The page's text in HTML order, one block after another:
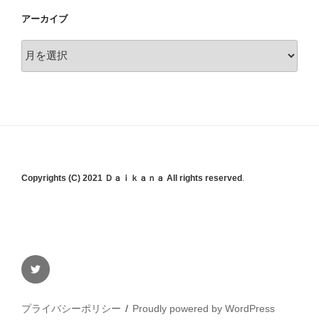
アーカイブ
ー
Copyrights (C) 2021 Ｄａｉｋａｎａ All rights reserved
Twitter
プライバシーポリシー Proudly powered by WordPress